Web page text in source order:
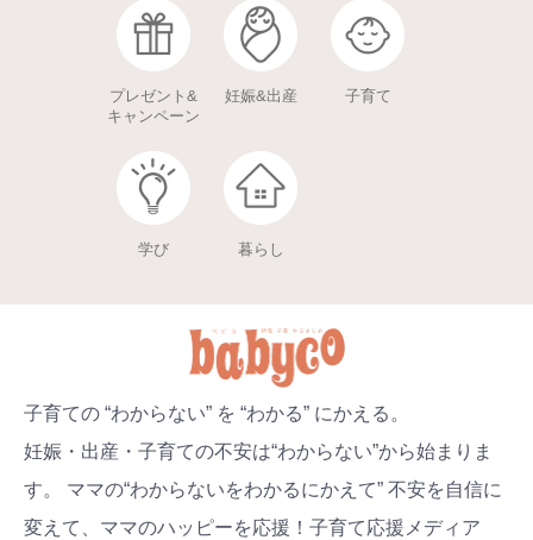
プレゼント&
キャンペーン
妊娠&出産 子育て
学び 暮らし
子育ての “わからない” を “わかる” にかえる。
妊娠・出産・子育ての不安は“わからない”から始まりま
す。 ママの“わからないをわかるにかえて” 不安を自信に
変えて、ママのハッピーを応援！子育て応援メディア